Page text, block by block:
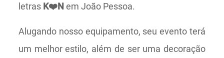
letras K❤️Nem João Pessoa.
Alugando nosso equipamento, seu evento terá
um melhor estilo, além de ser uma decoração